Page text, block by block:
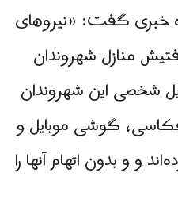
خبری گفت: «نیروهای
منازل شهروندان
شخصی این شهروندان
گوشی موبایل و
و و بدون اتهام آنها را